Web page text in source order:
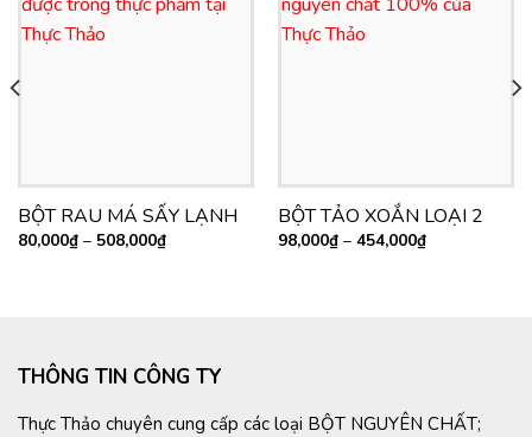
BỘT RAU MÁ SẤY LẠNH
80,000₫– 508,000₫
BỘT TẢO XOẮN LOẠI 2
98,000₫– 454,000₫
THÔNG TIN CÔNG TY
Thực Thảo chuyên cung cấp các loại BỘT NGUYÊN CHẤT;